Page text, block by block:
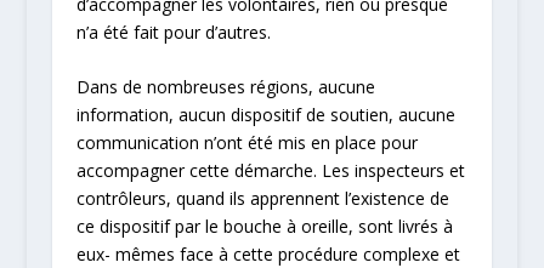
n’a été fait pour d’autres.
Dans de nombreuses régions, aucune
information, aucun dispositif de soutien, aucune
communication n’ont été mis en place pour
accompagner cette démarche. Les inspecteurs et
contrôleurs, quand ils apprennent l’existence de
ce dispositif par le bouche à oreille, sont livrés à
eux- mêmes face à cette procédure complexe et